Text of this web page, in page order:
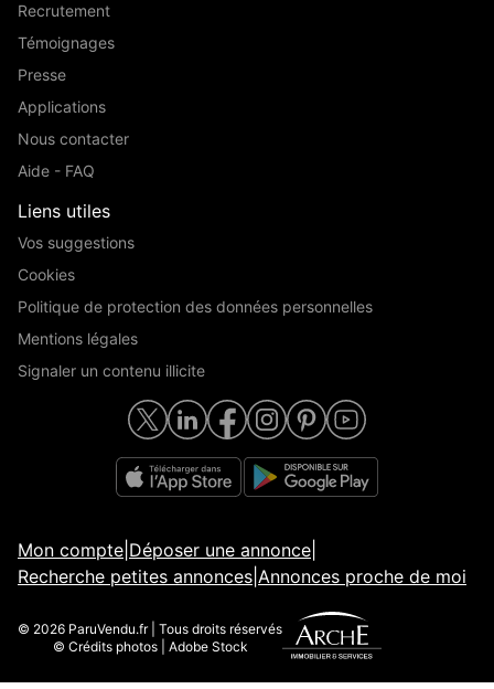
Recrutement
Témoignages
Presse
Applications
Nous contacter
Aide - FAQ
Liens utiles
Vos suggestions
Cookies
Politique de protection des données personnelles
Mentions légales
Signaler un contenu illicite
Mon compte Déposer une annonce
Recherche petites annonces Annonces proche de moi
© 2026 ParuVendu.fr | Tous droits réservés
© Crédits photos | Adobe Stock